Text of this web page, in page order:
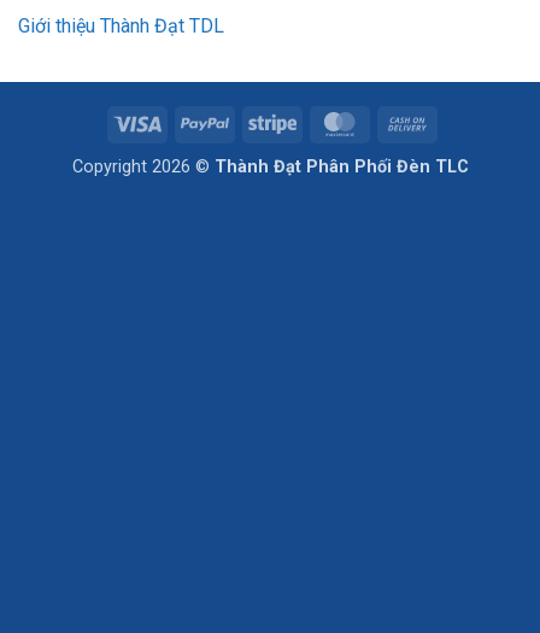
Giới thiệu Thành Đạt TDL
Visa PayPal Stripe MasterCard
Delivery
Copyright 2026 © Thành Đạt Phân Phối Đèn TLC